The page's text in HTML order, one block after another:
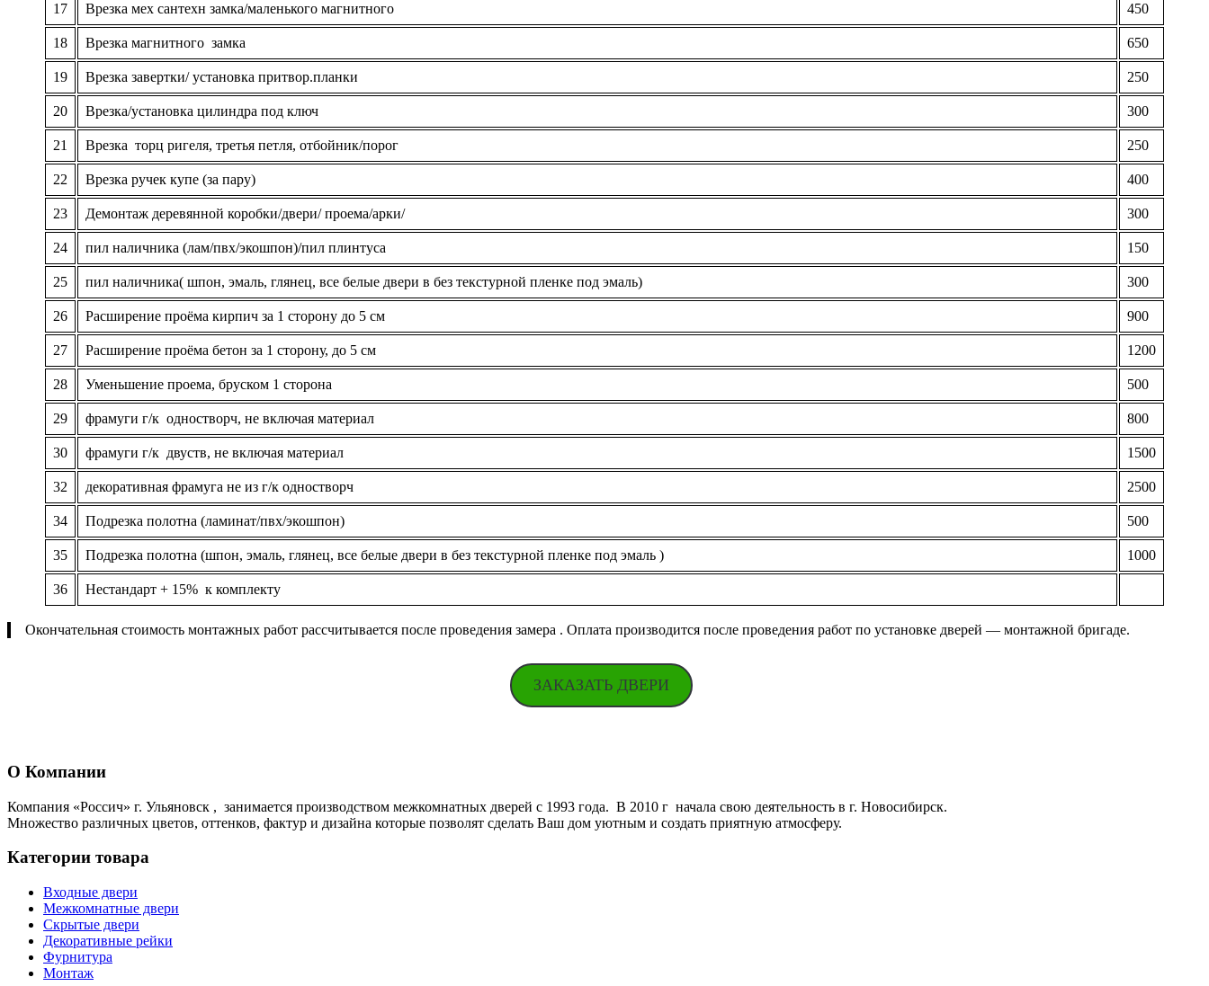
17 Врезка мех сантехн замка/маленького магнитного 450
18 Врезка магнитного замка 650
19 Врезка завертки/ установка притвор.планки 250
20 Врезка/установка цилиндра под ключ 300
21 Врезка торц ригеля, третья петля, отбойник/порог 250
22 Врезка ручек купе (за пару) 400
23 Демонтаж деревянной коробки/двери/ проема/арки/ 300
24 пил наличника (лам/пвх/экошпон)/пил плинтуса 150
25 пил наличника( шпон, эмаль, глянец, все белые двери в без текстурной пленке под эмаль) 300
26 Расширение проёма кирпич за 1 сторону до 5 см 900
27 Расширение проёма бетон за 1 сторону, до 5 см 1200
28 Уменьшение проема, бруском 1 сторона 500
29 фрамуги г/к одностворч, не включая материал 800
30 фрамуги г/к двуств, не включая материал 1500
32 декоративная фрамуга не из г/к одностворч 2500
34 Подрезка полотна (ламинат/пвх/экошпон) 500
35 Подрезка полотна (шпон, эмаль, глянец, все белые двери в без текстурной пленке под эмаль ) 1000
36 Нестандарт + 15% к комплекту
Окончательная стоимость монтажных работ рассчитывается после проведения замера . Оплата производится после проведения работ по установке дверей — монтажной бригаде.
ЗАКАЗАТЬ ДВЕРИ
О Компании
Компания «Россич» г. Ульяновск , занимается производством межкомнатных дверей с 1993 года. В 2010 г начала свою деятельность в г. Новосибирск.
Множество различных цветов, оттенков, фактур и дизайна которые позволят сделать Ваш дом уютным и создать приятную атмосферу.
Категории товара
Входные двери
Межкомнатные двери
Скрытые двери
Декоративные рейки
Фурнитура
Монтаж